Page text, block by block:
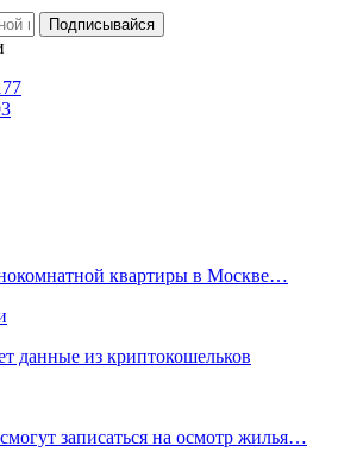
Подписывайся
квартиры в Москве…
данные из криптокошельков
записаться на осмотр жилья…